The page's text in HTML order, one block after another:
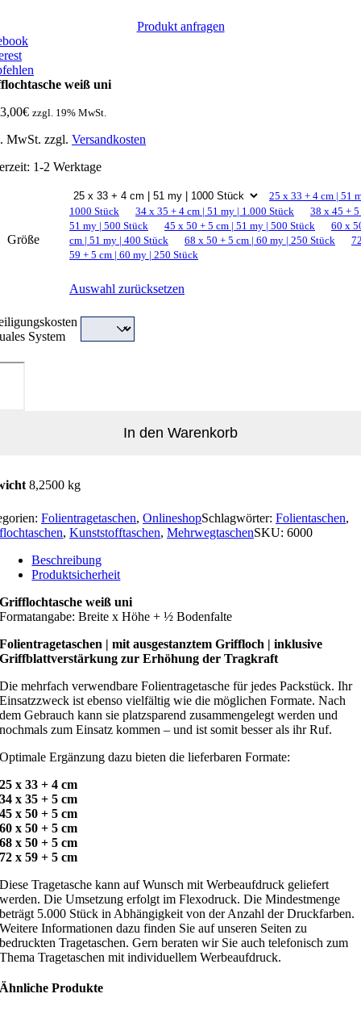
Produkt anfragen
weiß uni
€ zzgl. 19% MwSt.
MwSt. zzgl. Versandkosten
1-2 Werktage
Größe
25 x 33 + 4 cm | 51
1000 Stück
34 x 35 + 4 cm | 51 my | 1.000 Stück
38 x 45 + 5
51 my | 500 Stück
45 x 50 + 5 cm | 51 my | 500 Stück
60 x
cm | 51 my | 400 Stück
68 x 50 + 5 cm | 60 my | 250 Stück
59 + 5 cm | 60 my | 250 Stück
Auswahl zurücksetzen
System
In den Warenkorb
8,2500 kg
Folientragetaschen, OnlineshopSchlagwörter: Folientaschen,
, Kunststofftaschen, MehrwegtaschenSKU: 6000
Beschreibung
Produktsicherheit
Grifflochtasche weiß uni
Formatangabe: Breite x Höhe + ½ Bodenfalte
Folientragetaschen | mit ausgestanztem Griffloch | inklusive
Griffblattverstärkung zur Erhöhung der Tragkraft
Die mehrfach verwendbare Folientragetasche für jedes Packstück. Ihr
Einsatzzweck ist ebenso vielfältig wie die möglichen Formate. Nach
dem Gebrauch kann sie platzsparend zusammengelegt werden und
nochmals zum Einsatz kommen – und ist somit besser als ihr Ruf.
Optimale Ergänzung dazu bieten die lieferbaren Formate:
25 x 33 + 4 cm
34 x 35 + 5 cm
45 x 50 + 5 cm
60 x 50 + 5 cm
68 x 50 + 5 cm
72 x 59 + 5 cm
Diese Tragetasche kann auf Wunsch mit Werbeaufdruck geliefert
werden. Die Umsetzung erfolgt im Flexodruck. Die Mindestmenge
beträgt 5.000 Stück in Abhängigkeit von der Anzahl der Druckfarben.
Weitere Informationen dazu finden Sie auf unseren Seiten zu
bedruckten Tragetaschen. Gern beraten wir Sie auch telefonisch zum
Thema Tragetaschen mit individuellem Werbeaufdruck.
Ähnliche Produkte